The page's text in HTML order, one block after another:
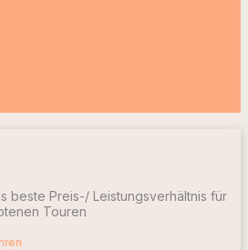
beste Preis-/ Leistungsverhältnis für
Touren